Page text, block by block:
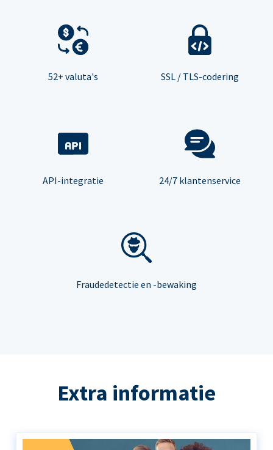
52+ valuta's SSL / TLS-codering
API-integratie 24/7 klantenservice
Fraudedetectie en -bewaking
Extra informatie